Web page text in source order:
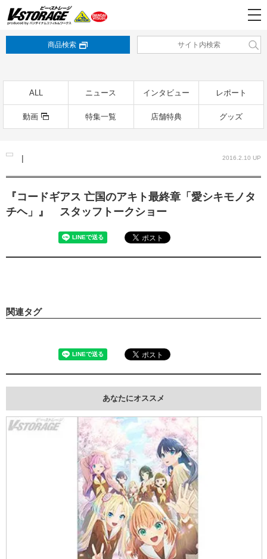
商品検索
ALL ニュース インタビュー レポート
動画 特集一覧 店舗特典 グッズ
| 2016.2.10 UP
『コードギアス 亡国のアキト最終章「愛シキモノタ
チヘ」』 スタッフトークショー
関連タグ
あなたにオススメ